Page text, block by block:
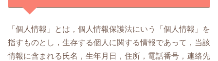
「個人情報」とは，個人情報保護法にいう「個人情報」を
指すものとし，生存する個人に関する情報であって，当該
情報に含まれる氏名，生年月日，住所，電話番号，連絡先